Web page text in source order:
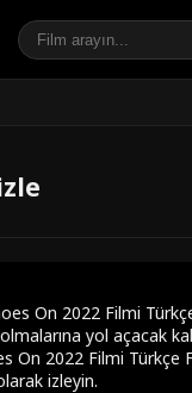
On 2022 Filmi
yol açacak
On 2022 Filmi
izleyin.